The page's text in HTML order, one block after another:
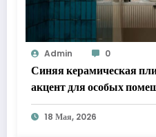
Admin 0
Синяя керамическая
акцент для особых
18 Мая, 2026